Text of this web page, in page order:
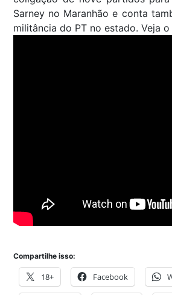
Sarney no Maranhão e conta
militância do PT no estado. Veja
Compartilhe isso:
18+ Facebook